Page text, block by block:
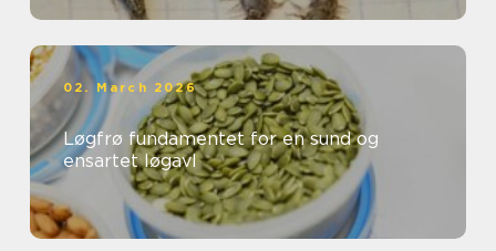
02. March 2026
Løgfrø fundamentet for en sund og
ensartet løgavl